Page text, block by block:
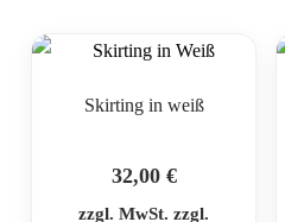
Skirting in weiß
32,00 €
zzgl. MwSt. zzgl.